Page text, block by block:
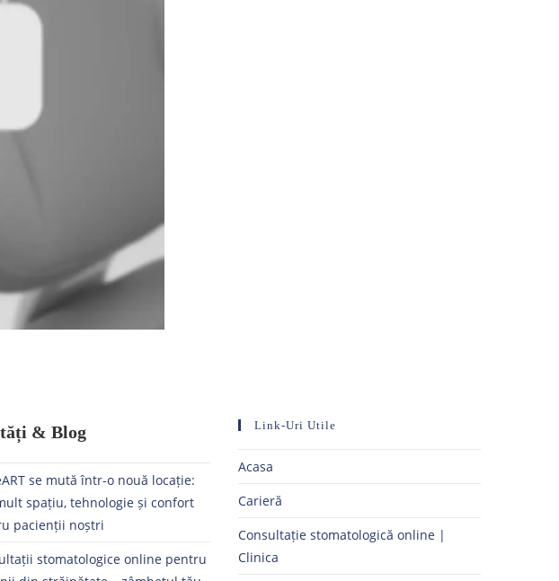
& Blog
se mută într-o nouă locație:
spațiu, tehnologie și confort
pacienții noștri
stomatologice online pentru
Link-Uri Utile
Acasa
Carieră
Consultație stomatologică online |
Clinica